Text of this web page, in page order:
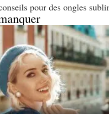
pour des ongles